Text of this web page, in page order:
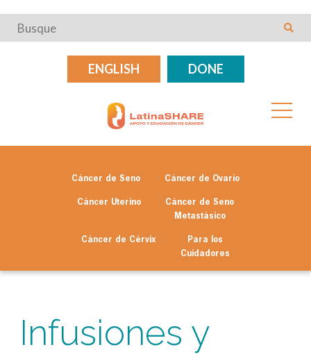
ENGLISH DONE
Cáncer de Seno Cáncer de Ovario
Cáncer Uterino
Cáncer de Seno
Metastásico
Cáncer de Cérvix
Para los
Cuidadores
Infusiones y